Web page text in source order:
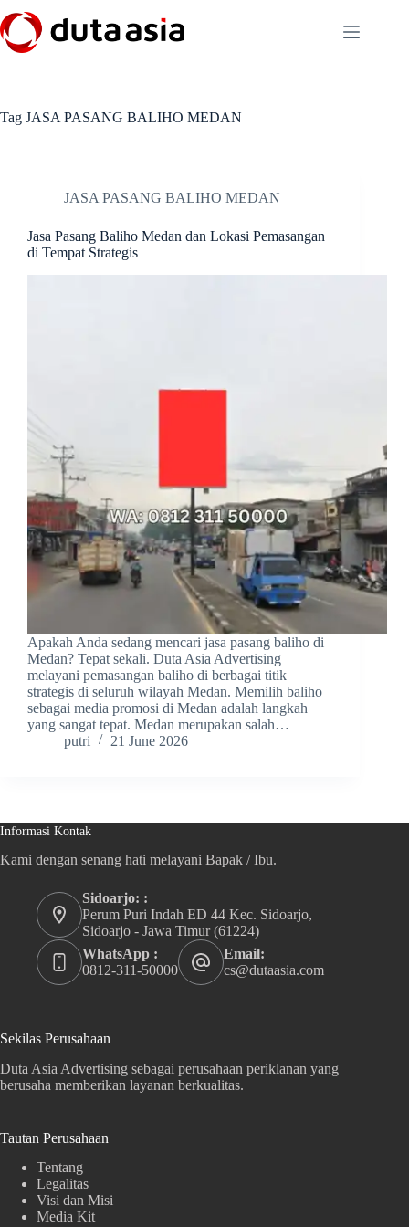
to
content
Tag JASA PASANG BALIHO MEDAN
JASA PASANG BALIHO MEDAN
Jasa Pasang Baliho Medan dan Lokasi Pemasangan
di Tempat Strategis
Apakah Anda sedang mencari jasa pasang baliho di
Medan? Tepat sekali. Duta Asia Advertising
melayani pemasangan baliho di berbagai titik
strategis di seluruh wilayah Medan. Memilih baliho
sebagai media promosi di Medan adalah langkah
yang sangat tepat. Medan merupakan salah…
putri
21 June 2026
Informasi Kontak
Kami dengan senang hati melayani Bapak / Ibu.
Sidoarjo: :
Perum Puri Indah ED 44 Kec. Sidoarjo,
Sidoarjo - Jawa Timur (61224)
WhatsApp :
0812-311-50000
Email:
cs@dutaasia.com
Sekilas Perusahaan
Duta Asia Advertising sebagai perusahaan periklanan yang
berusaha memberikan layanan berkualitas.
Tautan Perusahaan
Tentang
Legalitas
Visi dan Misi
Media Kit